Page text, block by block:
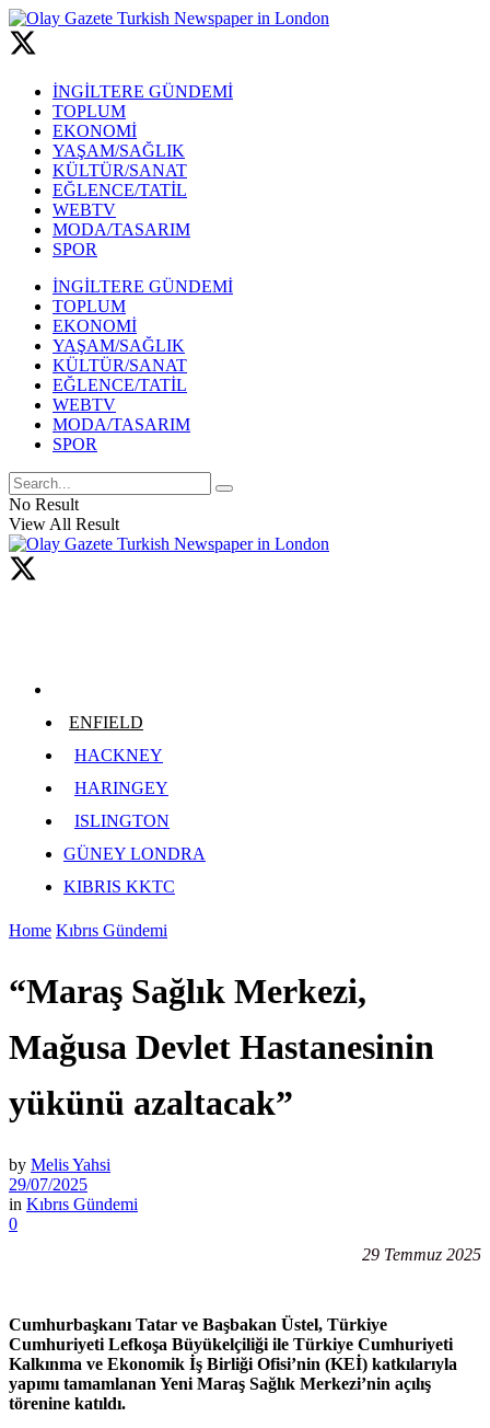
İNGİLTERE GÜNDEMİ
TOPLUM
EKONOMİ
YAŞAM/SAĞLIK
KÜLTÜR/SANAT
EĞLENCE/TATİL
WEBTV
MODA/TASARIM
SPOR
İNGİLTERE GÜNDEMİ
TOPLUM
EKONOMİ
YAŞAM/SAĞLIK
KÜLTÜR/SANAT
EĞLENCE/TATİL
WEBTV
MODA/TASARIM
SPOR
No Result
View All Result
ENFIELD
HACKNEY
HARINGEY
ISLINGTON
GÜNEY LONDRA
KIBRIS KKTC
Home Kıbrıs Gündemi
“Maraş Sağlık Merkezi,
Mağusa Devlet Hastanesinin
yükünü azaltacak”
by Melis Yahsi
29/07/2025
in Kıbrıs Gündemi
0
29 Temmuz 2025
Cumhurbaşkanı Tatar ve Başbakan Üstel, Türkiye
Cumhuriyeti Lefkoşa Büyükelçiliği ile Türkiye Cumhuriyeti
Kalkınma ve Ekonomik İş Birliği Ofisi’nin (KEİ) katkılarıyla
yapımı tamamlanan Yeni Maraş Sağlık Merkezi’nin açılış
törenine katıldı.